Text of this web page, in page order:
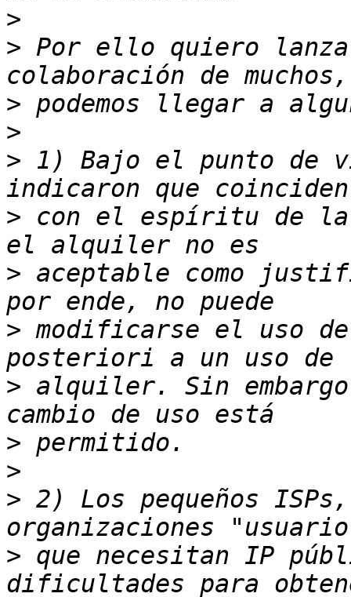
>
> Por ello quiero
>
>
> 1) Bajo el punto de
> con el espíritu de la
> aceptable como
> modificarse el uso
> alquiler. Sin
>
>
> 2) Los pequeños
> que necesitan IP